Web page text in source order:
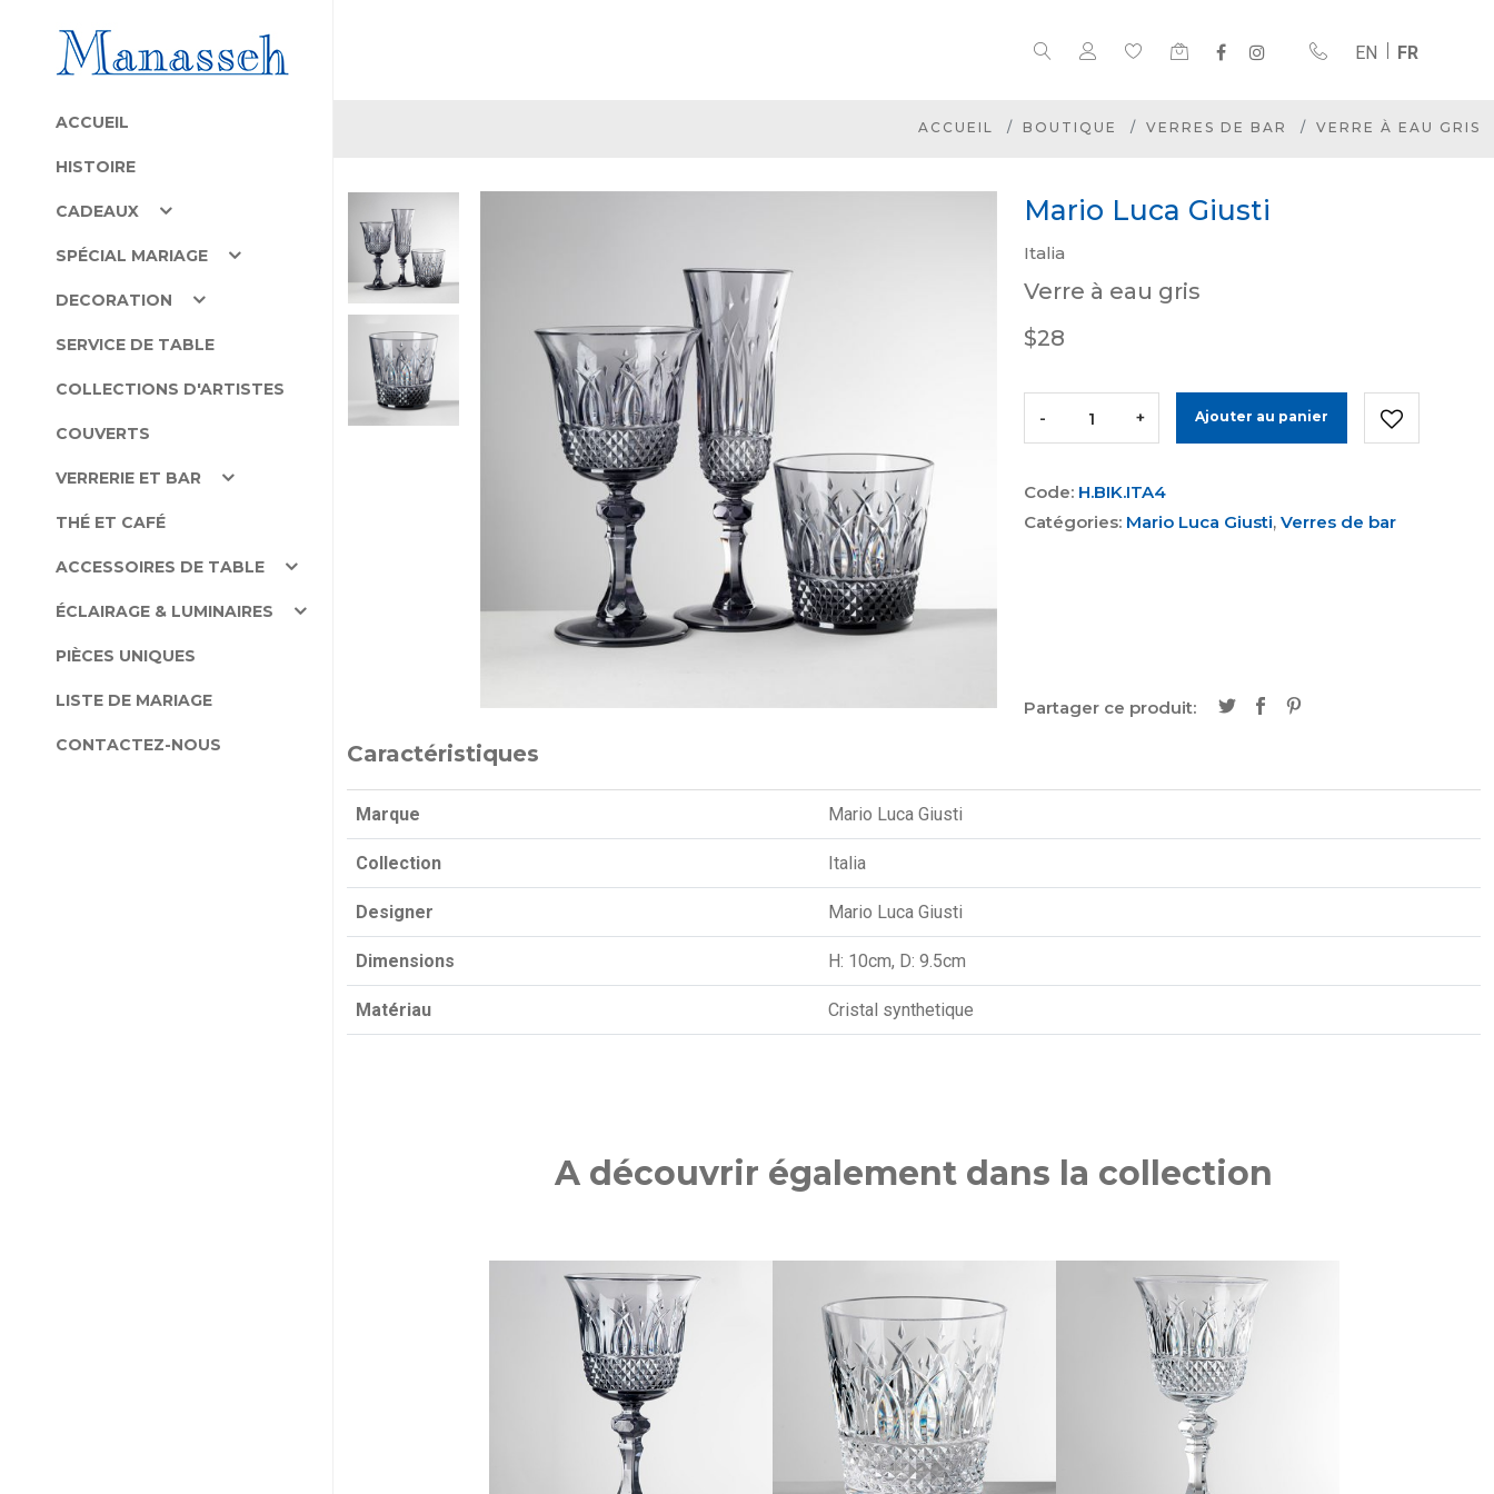
EN FR
ACCUEIL
HISTOIRE
CADEAUX
SPÉCIAL MARIAGE
DECORATION
SERVICE DE TABLE
COLLECTIONS D'ARTISTES
COUVERTS
VERRERIE ET BAR
THÉ ET CAFÉ
ACCESSOIRES DE TABLE
ÉCLAIRAGE & LUMINAIRES
PIÈCES UNIQUES
LISTE DE MARIAGE
CONTACTEZ-NOUS
ACCUEIL BOUTIQUE VERRES DE BAR VERRE À EAU GRIS
Mario Luca Giusti
Italia
Verre à eau gris
$28
- + Ajouter au panier
Code: H.BIK.ITA4
Catégories: Mario Luca Giusti, Verres de bar
Partager ce produit:
Caractéristiques
Marque Mario Luca Giusti
Collection Italia
Designer Mario Luca Giusti
Dimensions H: 10cm, D: 9.5cm
Matériau Cristal synthetique
A découvrir également dans la collection